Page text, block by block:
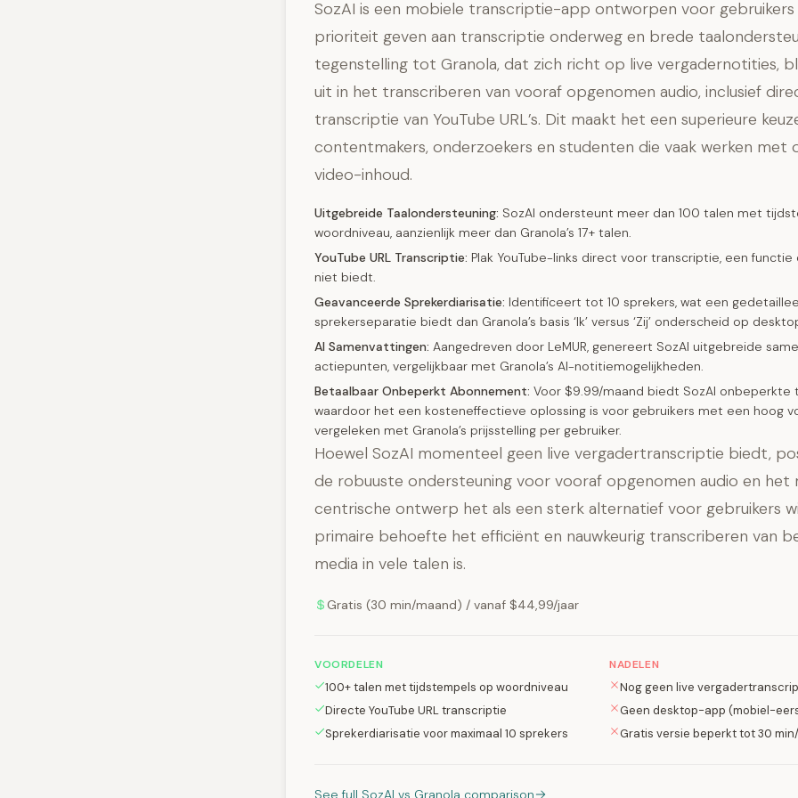
SozAI is een mobiele transcriptie-app ontworpen voor gebruikers
prioriteit geven aan transcriptie onderweg en brede
tegenstelling tot Granola, dat zich richt op live vergadernotities,
uit in het transcriberen van vooraf opgenomen audio, inclusief
transcriptie van YouTube URL’s. Dit maakt het een superieure
contentmakers, onderzoekers en studenten die vaak werken met
video-inhoud.
Uitgebreide Taalondersteuning: SozAI ondersteunt meer dan 100 talen met
woordniveau, aanzienlijk meer dan Granola’s 17+ talen.
YouTube URL Transcriptie: Plak YouTube-links direct voor transcriptie, een functie
niet biedt.
Geavanceerde Sprekerdiarisatie: Identificeert tot 10 sprekers, wat een
sprekerseparatie biedt dan Granola’s basis ‘Ik’ versus ‘Zij’ onderscheid op
AI Samenvattingen: Aangedreven door LeMUR, genereert SozAI uitgebreide
actiepunten, vergelijkbaar met Granola’s AI-notitiemogelijkheden.
Betaalbaar Onbeperkt Abonnement: Voor $9.99/maand biedt SozAI onbeperkte
waardoor het een kosteneffectieve oplossing is voor gebruikers met een hoog
vergeleken met Granola’s prijsstelling per gebruiker.
Hoewel SozAI momenteel geen live vergadertranscriptie biedt,
de robuuste ondersteuning voor vooraf opgenomen audio en het
centrische ontwerp het als een sterk alternatief voor gebruikers
primaire behoefte het efficiënt en nauwkeurig transcriberen van
media in vele talen is.
Gratis (30 min/maand) / vanaf $44,99/jaar
VOORDELEN
100+ talen met tijdstempels op woordniveau
Directe YouTube URL transcriptie
Sprekerdiarisatie voor maximaal 10 sprekers
NADELEN
Nog geen live
Geen desktop-app (mobiel-
Gratis versie beperkt tot 30
See full SozAI vs Granola comparison